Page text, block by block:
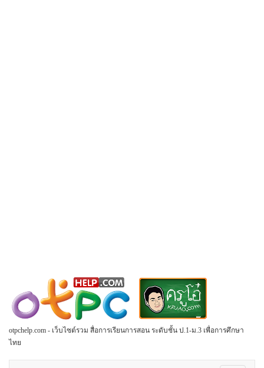
otpchelp.com - เว็บไซต์รวม สื่อการเรียนการสอน ระดับชั้น ป.1-ม.3 เพื่อการศึกษา
ไทย